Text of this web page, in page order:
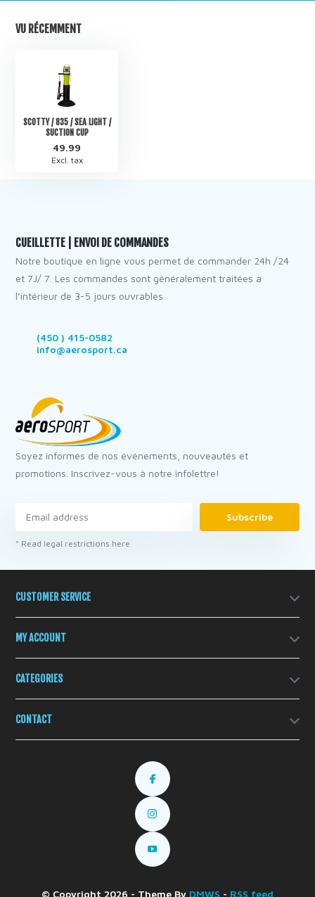
VU RÉCEMMENT
SCOTTY / 835 / SEA LIGHT /
SUCTION CUP
49.99
Excl. tax
CUEILLETTE | ENVOI DE COMMANDES
Notre boutique en ligne vous permet de commander 24h /24
et 7J/ 7. Les commandes sont généralement traitées à
l’intérieur de 3-5 jours ouvrables
(450 ) 415-0582
info@aerosport.ca
Soyez informés de nos événements, nouveautés et
promotions. Inscrivez-vous à notre infolettre!
Subscribe
* Read legal restrictions here
CUSTOMER SERVICE
MY ACCOUNT
CATEGORIES
CONTACT
© Copyright 2026 - Theme By DMWS - RSS feed